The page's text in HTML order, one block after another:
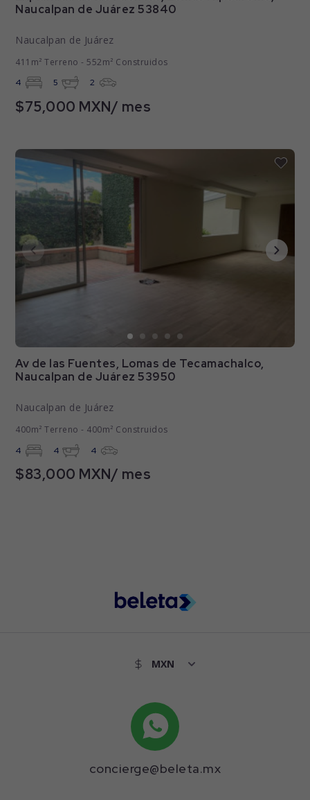
Naucalpan de Juárez 53840
Naucalpan de Juárez
411m² Terreno - 552m² Construidos
4 5 2
$75,000 MXN/ mes
Av de las Fuentes, Lomas de Tecamachalco,
Naucalpan de Juárez 53950
Naucalpan de Juárez
400m² Terreno - 400m² Construidos
4 4 4
$83,000 MXN/ mes
concierge@beleta.mx